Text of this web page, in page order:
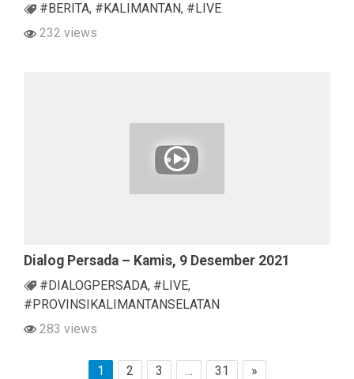
#BERITA, #KALIMANTAN, #LIVE
232 views
Dialog Persada – Kamis, 9 Desember 2021
#DIALOGPERSADA, #LIVE,
#PROVINSIKALIMANTANSELATAN
283 views
1 2 3 … 31
»